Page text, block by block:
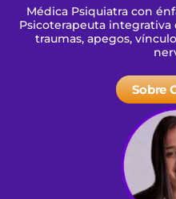
Médica Psiquiatra con
Psicoterapeuta
traumas, apegos,
Sobre